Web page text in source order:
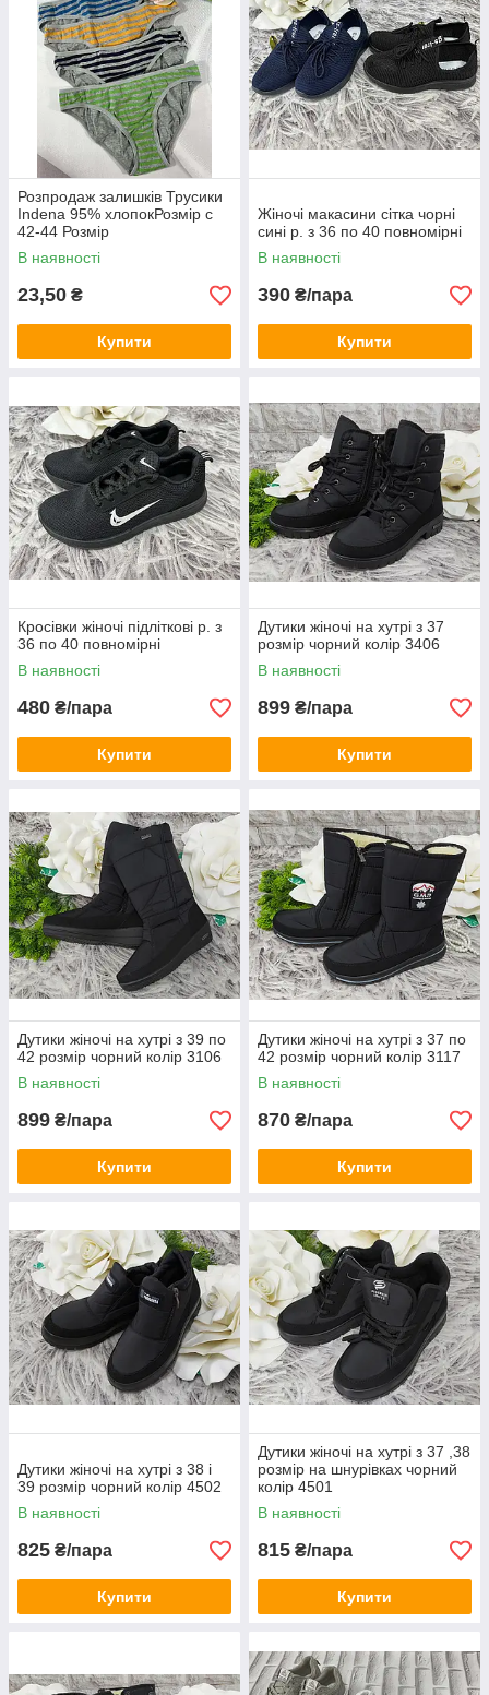
Розпродаж залишків Трусики
Indena 95% хлопокРозмір с
42-44 Розмір
В наявності
23,50 ₴
Купити
Жіночі макасини сітка чорні
сині р. з 36 по 40 повномірні
В наявності
390 ₴/пара
Купити
Кросівки жіночі підліткові р. з
36 по 40 повномірні
В наявності
480 ₴/пара
Купити
Дутики жіночі на хутрі з 37
розмір чорний колір 3406
В наявності
899 ₴/пара
Купити
Дутики жіночі на хутрі з 39 по
42 розмір чорний колір 3106
В наявності
899 ₴/пара
Купити
Дутики жіночі на хутрі з 37 по
42 розмір чорний колір 3117
В наявності
870 ₴/пара
Купити
Дутики жіночі на хутрі з 38 і
39 розмір чорний колір 4502
В наявності
825 ₴/пара
Купити
Дутики жіночі на хутрі з 37 ,38
розмір на шнурівках чорний
колір 4501
В наявності
815 ₴/пара
Купити